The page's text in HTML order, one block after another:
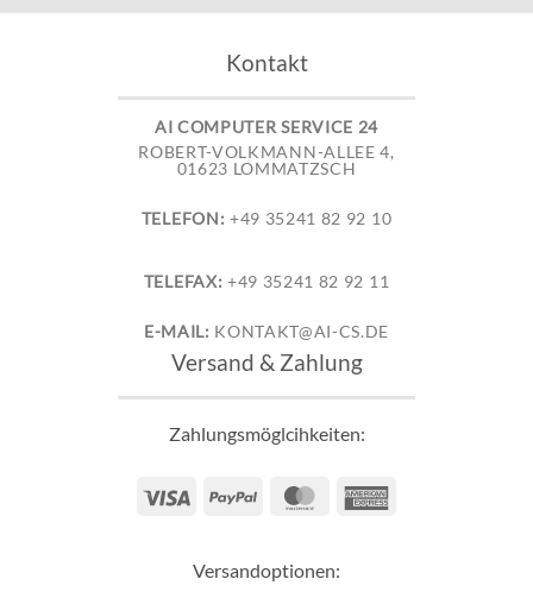
Kontakt
AI COMPUTER SERVICE 24
ROBERT-VOLKMANN-ALLEE 4,
01623 LOMMATZSCH
TELEFON: +49 35241 82 92 10
TELEFAX: +49 35241 82 92 11
E-MAIL: KONTAKT@AI-CS.DE
Versand & Zahlung
Zahlungsmöglcihkeiten:
Visa PayPal MasterCard
Versandoptionen: